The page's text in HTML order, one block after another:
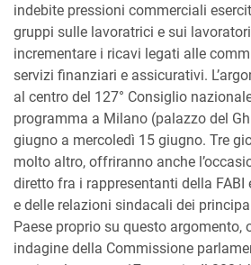
indebite pressioni commerciali
gruppi sulle lavoratrici e sui
incrementare i ricavi legati alle
servizi finanziari e assicurativi.
al centro del 127° Consiglio
programma a Milano (palazzo del
giugno a mercoledì 15 giugno. Tre
molto altro, offriranno anche
diretto fra i rappresentanti della FABI
e delle relazioni sindacali dei
Paese proprio su questo argomento,
indagine della Commissione